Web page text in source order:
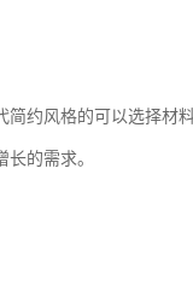
约风格的可以选择材料
的需求。